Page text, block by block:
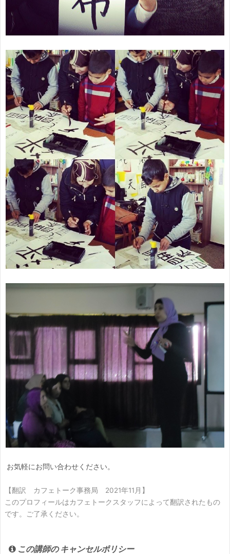
お気軽にお問い合わせください。
【翻訳 カフェトーク事務局 2021年11月】
このプロフィールはカフェトークスタッフによって翻訳されたもの
です。ご了承ください。
この講師の キャンセルポリシー